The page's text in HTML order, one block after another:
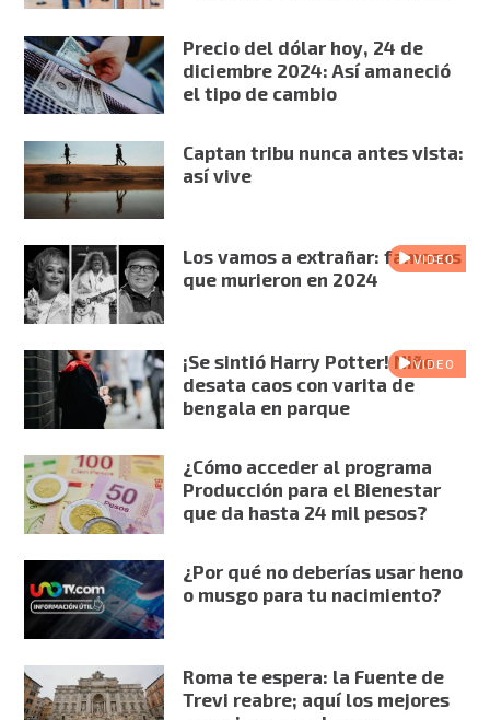
Precio del dólar hoy, 24 de
diciembre 2024: Así amaneció
el tipo de cambio
Captan tribu nunca antes vista:
así vive
VIDEO
Los vamos a extrañar: famosos
que murieron en 2024
VIDEO
¡Se sintió Harry Potter! Niño
desata caos con varita de
bengala en parque
¿Cómo acceder al programa
Producción para el Bienestar
que da hasta 24 mil pesos?
¿Por qué no deberías usar heno
o musgo para tu nacimiento?
Roma te espera: la Fuente de
Trevi reabre; aquí los mejores